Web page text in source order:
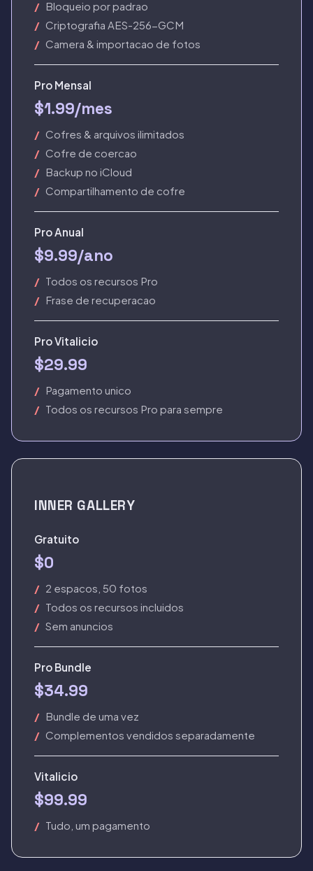
Bloqueio por padrao
Criptografia AES-256-GCM
Camera & importacao de fotos
Pro Mensal
$1.99/mes
Cofres & arquivos ilimitados
Cofre de coercao
Backup no iCloud
Compartilhamento de cofre
Pro Anual
$9.99/ano
Todos os recursos Pro
Frase de recuperacao
Pro Vitalicio
$29.99
Pagamento unico
Todos os recursos Pro para sempre
INNER GALLERY
Gratuito
$0
2 espacos, 50 fotos
Todos os recursos incluidos
Sem anuncios
Pro Bundle
$34.99
Bundle de uma vez
Complementos vendidos separadamente
Vitalicio
$99.99
Tudo, um pagamento